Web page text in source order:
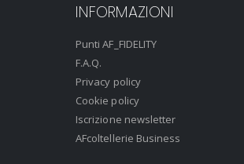
INFORMAZIONI
Punti AF_FIDELITY
F.A.Q.
Privacy policy
Cookie policy
Iscrizione newsletter
AFcoltellerie Business